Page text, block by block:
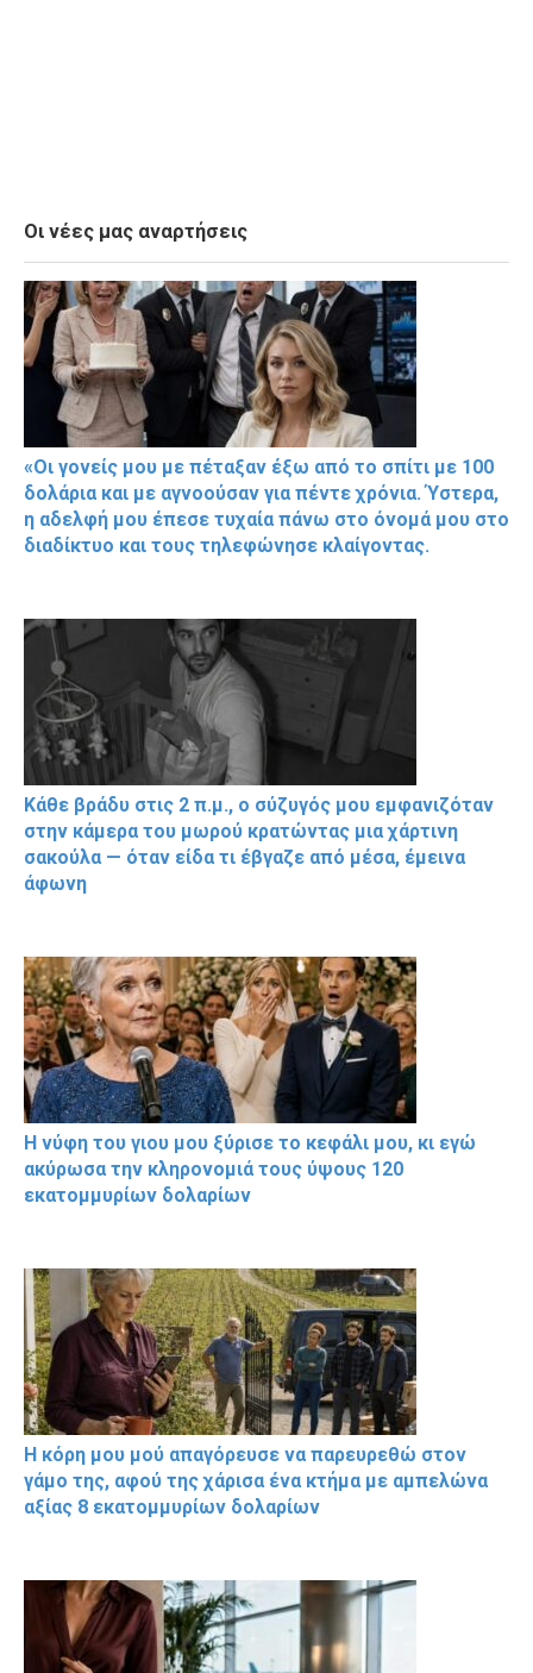
Οι νέες μας αναρτήσεις
«Οι γονείς μου με πέταξαν έξω από το σπίτι με 100
δολάρια και με αγνοούσαν για πέντε χρόνια. Ύστερα,
η αδελφή μου έπεσε τυχαία πάνω στο όνομά μου στο
διαδίκτυο και τους τηλεφώνησε κλαίγοντας.
Κάθε βράδυ στις 2 π.μ., ο σύζυγός μου εμφανιζόταν
στην κάμερα του μωρού κρατώντας μια χάρτινη
σακούλα — όταν είδα τι έβγαζε από μέσα, έμεινα
άφωνη
Η νύφη του γιου μου ξύρισε το κεφάλι μου, κι εγώ
ακύρωσα την κληρονομιά τους ύψους 120
εκατομμυρίων δολαρίων
Η κόρη μου μού απαγόρευσε να παρευρεθώ στον
γάμο της, αφού της χάρισα ένα κτήμα με αμπελώνα
αξίας 8 εκατομμυρίων δολαρίων